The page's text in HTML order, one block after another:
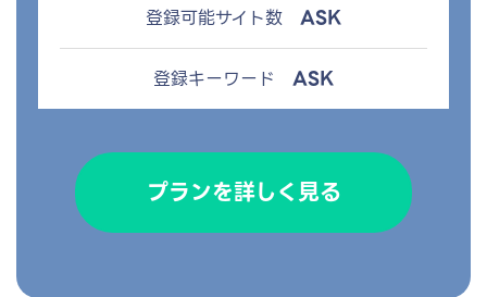
登録可能サイト数 ASK
登録キーワード ASK
プランを詳しく見る